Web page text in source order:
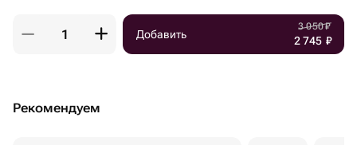
Добавить
3 050₽
2 745 ₽
Рекомендуем